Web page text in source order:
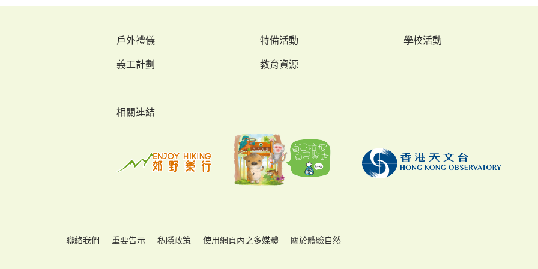
戶外禮儀 特備活動
學校活動
義工計劃
教育資源
相關連結
聯絡我們 重要告示 私隱政策 使用網頁內之多媒體 關於體驗自然